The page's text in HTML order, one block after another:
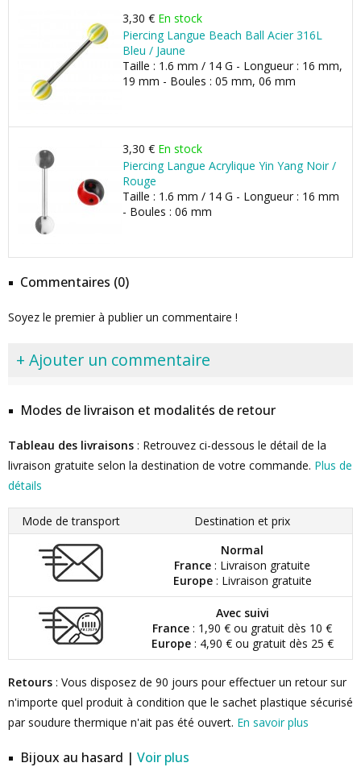
3,30 € En stock
Piercing Langue Beach Ball Acier 316L
Bleu / Jaune
Taille : 1.6 mm / 14 G - Longueur : 16 mm,
19 mm - Boules : 05 mm, 06 mm
3,30 € En stock
Piercing Langue Acrylique Yin Yang Noir /
Rouge
Taille : 1.6 mm / 14 G - Longueur : 16 mm
- Boules : 06 mm
Commentaires (0)
Soyez le premier à publier un commentaire !
+ Ajouter un commentaire
Modes de livraison et modalités de retour
Tableau des livraisons : Retrouvez ci-dessous le détail de la
livraison gratuite selon la destination de votre commande. Plus de
détails
Mode de transport
Destination et prix
Normal
France : Livraison gratuite
Europe: Livraison gratuite
Avec suivi
France : 1,90 € ou gratuit dès 10 €
Europe: 4,90 € ou gratuit dès 25 €
Retours : Vous disposez de 90 jours pour effectuer un retour sur
n'importe quel produit à condition que le sachet plastique sécurisé
par soudure thermique n'ait pas été ouvert. En savoir plus
Bijoux au hasard | Voir plus